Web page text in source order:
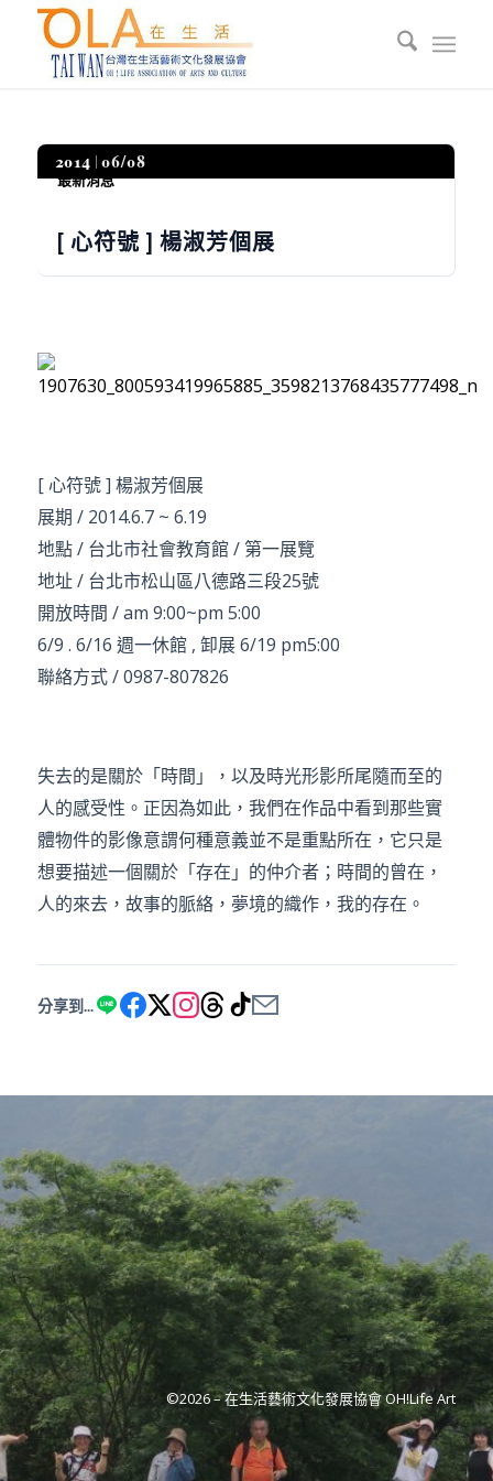
2014 06/08
最新消息
[ 心符號 ] 楊淑芳個展
[ 心符號 ] 楊淑芳個展
展期 / 2014.6.7 ~ 6.19
地點 / 台北市社會教育館 / 第一展覽
地址 / 台北市松山區八德路三段25號
開放時間 / am 9:00~pm 5:00
6/9 . 6/16 週一休館 , 卸展 6/19 pm5:00
聯絡方式 / 0987-807826
失去的是關於「時間」，以及時光形影所尾隨而至的
人的感受性。正因為如此，我們在作品中看到那些實
體物件的影像意謂何種意義並不是重點所在，它只是
想要描述一個關於「存在」的仲介者；時間的曾在，
人的來去，故事的脈絡，夢境的織作，我的存在。
分享到...
©2026 –在生活藝術文化發展協會 OH!Life Art